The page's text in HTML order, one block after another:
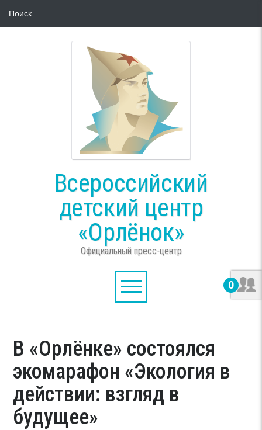
Всероссийский
детский центр
«Орлёнок»
Официальный пресс-центр
0
В «Орлёнке» состоялся
экомарафон «Экология в
действии: взгляд в
будущее»